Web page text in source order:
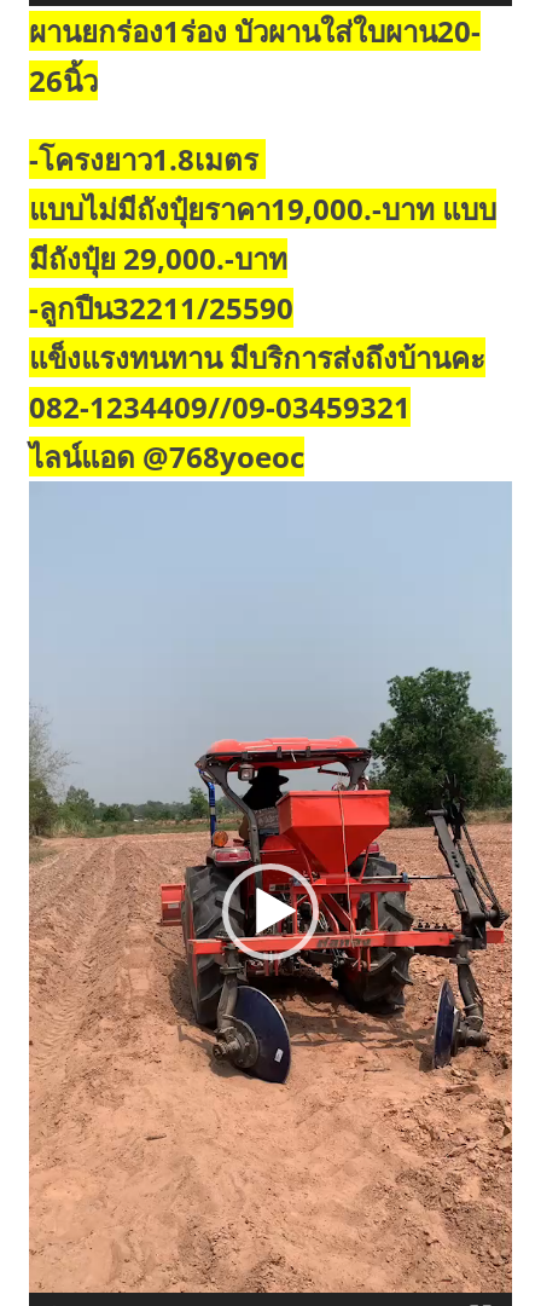
ผานยกร่อง1ร่อง บัวผานใส่ใบผาน20-
26นิ้ว
-โครงยาว1.8เมตร
แบบไม่มีถังปุ๋ยราคา19,000.-บาท แบบ
มีถังปุ๋ย 29,000.-บาท
-ลูกปืน32211/25590
แข็งแรงทนทาน มีบริการส่งถึงบ้านคะ
082-1234409//09-03459321
ไลน์แอด @768yoeoc